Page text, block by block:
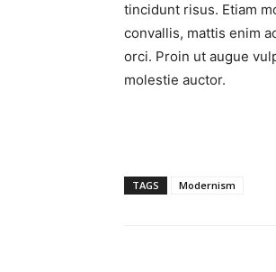
tincidunt risus. Etiam
convallis, mattis enim
orci. Proin ut augue
molestie auctor.
TAGS Modernism